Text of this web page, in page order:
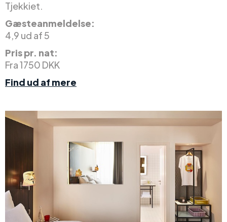
Tjekkiet.
Gæsteanmeldelse:
4,9 ud af 5
Pris pr. nat:
Fra 1750 DKK
Find ud af mere